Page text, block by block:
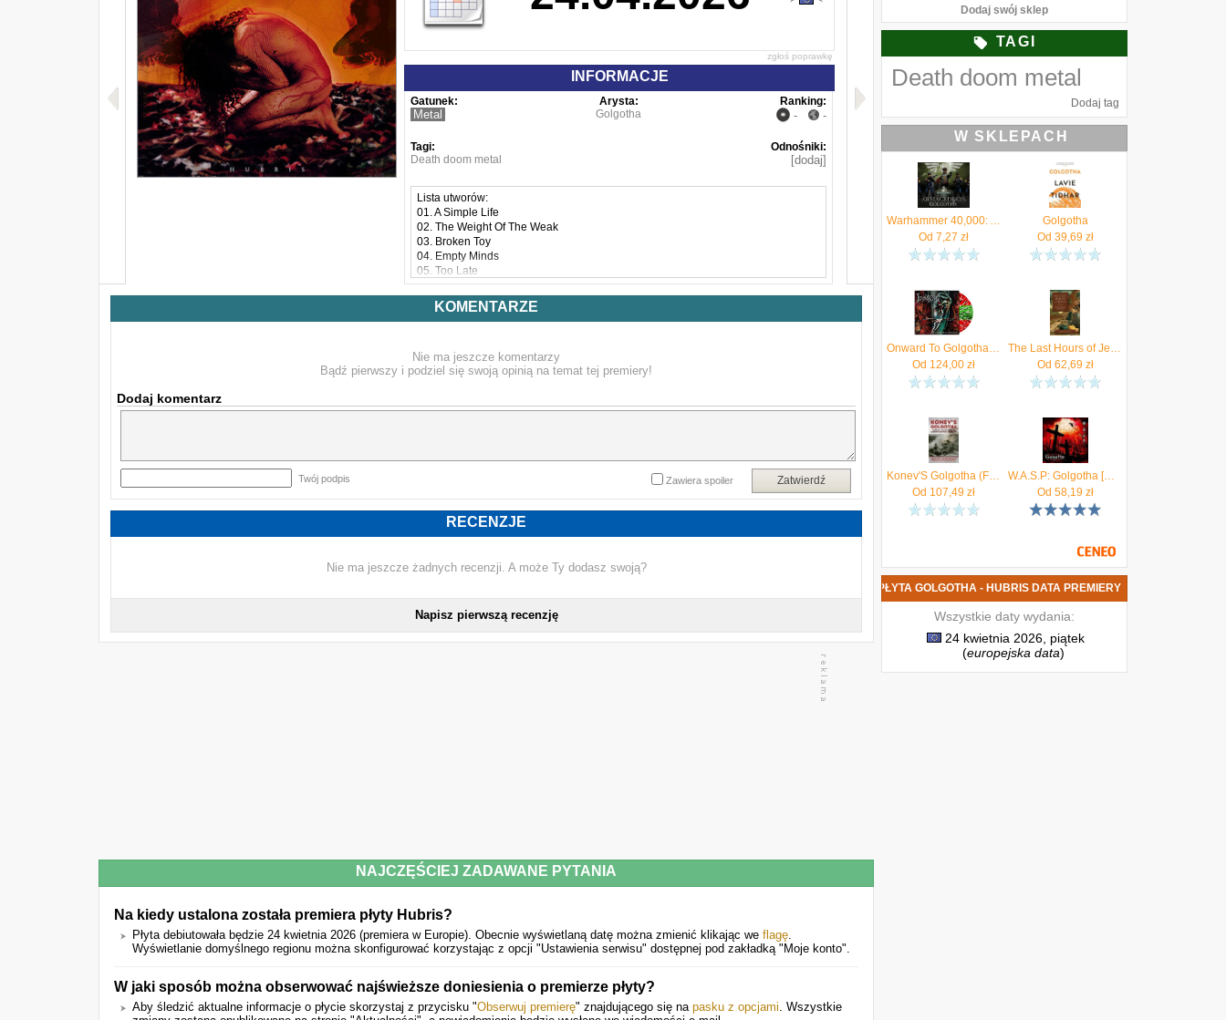
zgłoś poprawkę
INFORMACJE
Gatunek:
Metal
Arysta:
Golgotha
Ranking:
- -
Tagi:
Death doom metal
Odnośniki:
[dodaj]
Lista utworów:
01. A Simple Life
02. The Weight Of The Weak
03. Broken Toy
04. Empty Minds
05. Too Late
06. Blind
07. Fire In The Shadows
08. Intolerance
KOMENTARZE
Nie ma jeszcze komentarzy
Bądź pierwszy i podziel się swoją opinią na temat tej premiery!
Dodaj komentarz
Twój podpis Zatwierdź
Zawiera spoiler
RECENZJE
Nie ma jeszcze żadnych recenzji. A może Ty dodasz swoją?
Napisz pierwszą recenzję
NAJCZĘŚCIEJ ZADAWANE PYTANIA
Na kiedy ustalona została premiera płyty Hubris?
Płyta debiutowała będzie 24 kwietnia 2026 (premiera w Europie). Obecnie wyświetlaną datę można zmienić klikając we flagę.
Wyświetlanie domyślnego regionu można skonfigurować korzystając z opcji "Ustawienia serwisu" dostępnej pod zakładką "Moje konto".
W jaki sposób można obserwować najświeższe doniesienia o premierze płyty?
Aby śledzić aktualne informacje o płycie skorzystaj z przycisku "Obserwuj premierę" znajdującego się na pasku z opcjami. Wszystkie
Dodaj swój sklep
TAGI
Death doom metal
Dodaj tag
W SKLEPACH
Warhammer 40,000: Armageddon - Golgotha (Digital)
Od 7,27 zł
Golgotha
Od 39,69 zł
Onward To Golgotha (Vinyl)
Od 124,00 zł
The Last Hours of Jesus: From Gethsemane to Golgotha (Gorman Fr Ralph)(Paperback)
Od 62,69 zł
Konev'S Golgotha (Filippenkov Mikhail)
Od 107,49 zł
W.A.S.P: Golgotha [CD]
Od 58,19 zł
NOWA PŁYTA GOLGOTHA - HUBRIS DATA PREMIERY
Wszystkie daty wydania:
24 kwietnia 2026, piątek
(europejska data)